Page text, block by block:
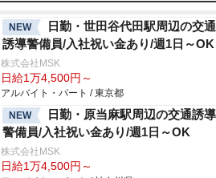
NEW
日勤・世田谷代田駅周辺の交通
誘導警備員/入社祝い金あり/週1日～OK
株式会社MSK
日給1万4,500円～
アルバイト・パート / 東京都
NEW
日勤・原当麻駅周辺の交通誘導
警備員/入社祝い金あり/週1日～OK
株式会社MSK
日給1万4,500円～